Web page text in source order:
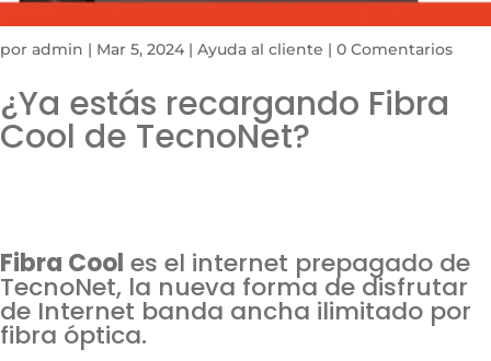
¿Ya estás recargando Fibra
Cool de TecnoNet?
por admin | Mar 5, 2024 | Ayuda al cliente | 0 Comentarios
Fibra Cool es el internet prepagado de
TecnoNet, la nueva forma de disfrutar
de Internet banda ancha ilimitado por
fibra óptica.